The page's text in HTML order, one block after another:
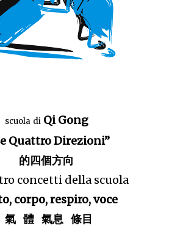
scuola diQi Gong
Quattro Direzioni”
的四個方向
concetti della scuola
corpo, respiro, voce
氣 體 氣息 條目